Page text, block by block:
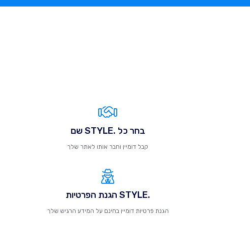
בחר כל .STYLE שם
קבל דומיין וחבר אותו לאתר שלך
.STYLE הגנת הפרטיות
הגנת פרטיות דומיין בחינם על המידע הרגיש שלך